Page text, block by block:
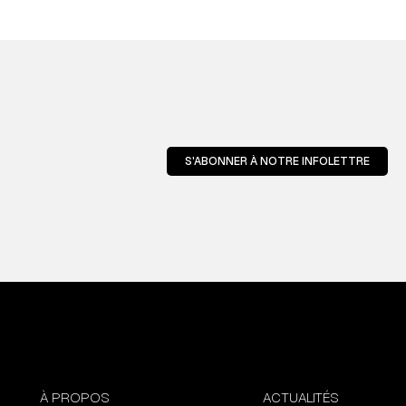
S'ABONNER À NOTRE INFOLETTRE
À PROPOS
ACTUALITÉS